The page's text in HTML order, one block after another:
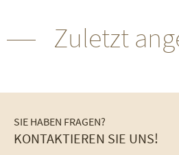
Zuletzt
SIE HABEN FRAGEN?
KONTAKTIEREN SIE UNS!